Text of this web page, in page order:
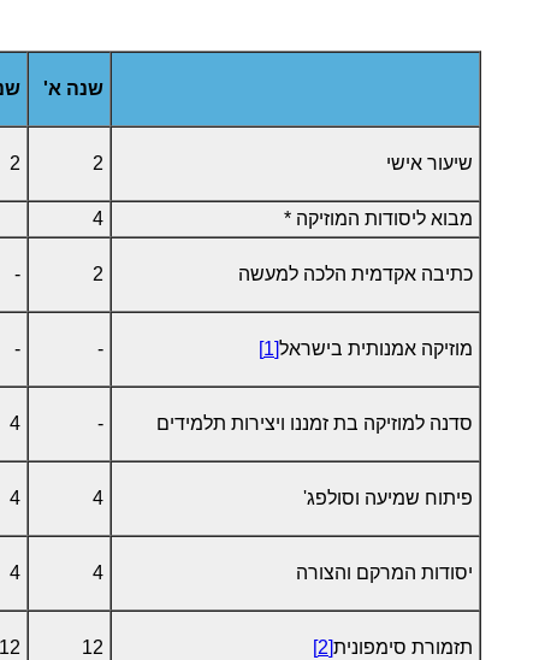
שנה א'
שיעור אישי 2
2
מבוא ליסודות המוזיקה * 4
כתיבה אקדמית הלכה למעשה 2
-
מוזיקה אמנותית בישראל[1]
-
-
סדנה למוזיקה בת זמננו ויצירות תלמידים -
4
פיתוח שמיעה וסולפג' 4
4
יסודות המרקם והצורה 4
4
תזמורת סימפונית[2]
12
12